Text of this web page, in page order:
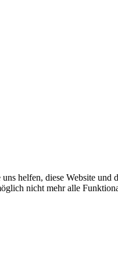
helfen, diese Website
nicht mehr alle